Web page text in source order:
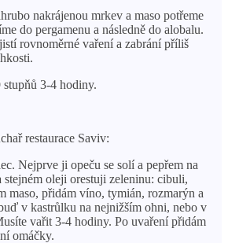
nakrájenou mrkev a maso potřeme
do pergamenu a následně do alobalu.
rovnoměrné vaření a zabrání příliš
stupňů 3-4 hodiny.
restaurace Saviv:
Nejprve ji opeču se solí a pepřem na
stejném oleji orestuji zeleninu: cibuli,
maso, přidám víno, tymián, rozmarýn a
v kastrůlku na nejnižším ohni, nebo v
vařit 3-4 hodiny. Po uvaření přidám
omáčky.